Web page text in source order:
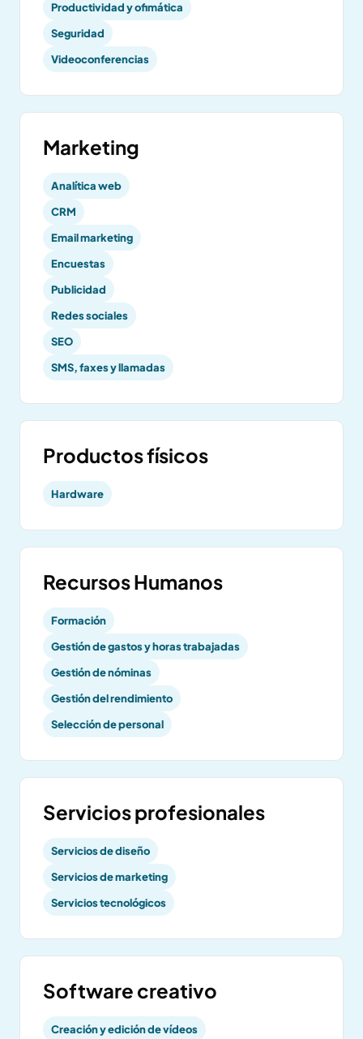
Productividad y ofimática
Seguridad
Videoconferencias
Marketing
Analítica web
CRM
Email marketing
Encuestas
Publicidad
Redes sociales
SEO
SMS, faxes y llamadas
Productos físicos
Hardware
Recursos Humanos
Formación
Gestión de gastos y horas trabajadas
Gestión de nóminas
Gestión del rendimiento
Selección de personal
Servicios profesionales
Servicios de diseño
Servicios de marketing
Servicios tecnológicos
Software creativo
Creación y edición de vídeos